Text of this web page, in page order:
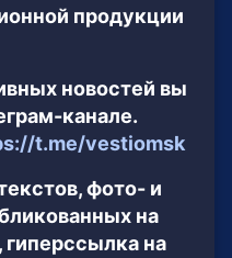
продукции
новостей вы
канале.
t.me/vestiomsk
фото- и
на
на